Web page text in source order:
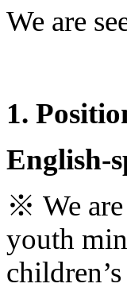
끼
기
미
진
국
미
24
시
간
We are
1.
English-
※ We
youth